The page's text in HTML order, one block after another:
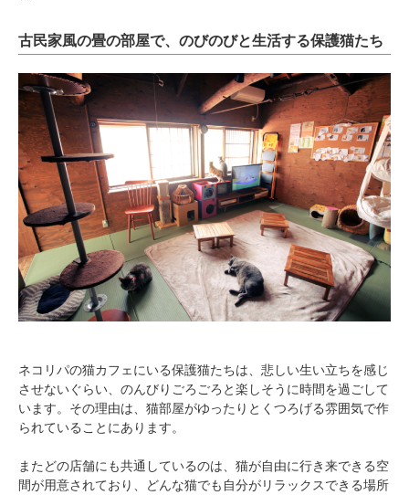
古民家風の畳の部屋で、のびのびと生活する保護猫たち
ネコリパの猫カフェにいる保護猫たちは、悲しい生い立ちを感じ
させないぐらい、のんびりごろごろと楽しそうに時間を過ごして
います。その理由は、猫部屋がゆったりとくつろげる雰囲気で作
られていることにあります。
またどの店舗にも共通しているのは、猫が自由に行き来できる空
間が用意されており、どんな猫でも自分がリラックスできる場所